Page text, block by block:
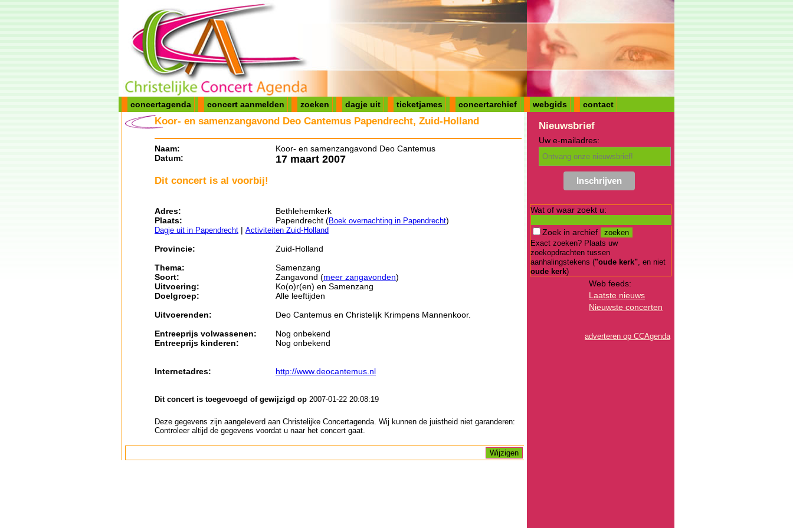
concertagenda concert aanmelden zoeken dagje uit ticketjames concertarchief webgids contact
Koor- en samenzangavond Deo Cantemus Papendrecht, Zuid-Holland
Naam:
Koor- en samenzangavond Deo Cantemus
Datum:
17 maart 2007
Dit concert is al voorbij!
Adres:
Bethlehemkerk
Plaats:
Papendrecht (Boek overnachting in Papendrecht)
Dagje uit in Papendrecht | Activiteiten Zuid-Holland
Provincie:
Zuid-Holland
Thema:
Samenzang
Soort:
Zangavond (meer zangavonden)
Uitvoering:
Ko(o)r(en) en Samenzang
Doelgroep:
Alle leeftijden
Uitvoerenden:
Deo Cantemus en Christelijk Krimpens Mannenkoor.
Entreeprijs volwassenen:
Nog onbekend
Entreeprijs kinderen:
Nog onbekend
Internetadres: http://www.deocantemus.nl
Dit concert is toegevoegd of gewijzigd op 2007-01-22 20:08:19
Deze gegevens zijn aangeleverd aan Christelijke Concertagenda. Wij kunnen de juistheid niet garanderen:
Controleer altijd de gegevens voordat u naar het concert gaat.
Nieuwsbrief
Uw e-mailadres:
Wat of waar zoekt u:
Zoek in archief
Exact zoeken? Plaats uw
zoekopdrachten tussen
aanhalingstekens ("oude kerk", en niet
oude kerk)
Web feeds:
Laatste nieuws
Nieuwste concerten
adverteren op CCAgenda